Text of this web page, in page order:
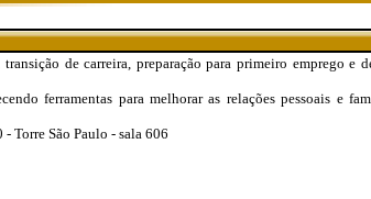
transição de carreira, preparação para primeiro emprego e
ferramentas para melhorar as relações pessoais e
Torre São Paulo - sala 606